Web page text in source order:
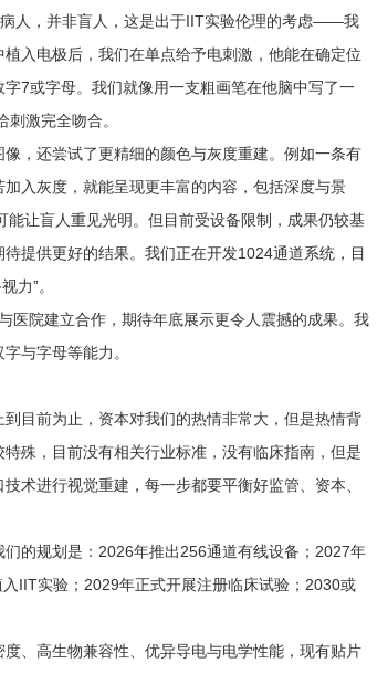
人，并非盲人，这是出于IIT实验伦理的考虑——我
入电极后，我们在单点给予电刺激，他能在确定位
7或字母。我们就像用一支粗画笔在他脑中写了一
激完全吻合。
，还尝试了更精细的颜色与灰度重建。例如一条有
入灰度，就能呈现更丰富的内容，包括深度与景
让盲人重见光明。但目前受设备限制，成果仍较基
提供更好的结果。我们正在开发1024通道系统，目
力”。
医院建立合作，期待年底展示更令人震撼的成果。我
与字母等能力。
目前为止，资本对我们的热情非常大，但是热情背
殊，目前没有相关行业标准，没有临床指南，但是
术进行视觉重建，每一步都要平衡好监管、资本、
的规划是：2026年推出256通道有线设备；2027年
IIT实验；2029年正式开展注册临床试验；2030或
、高生物兼容性、优异导电与电学性能，现有贴片